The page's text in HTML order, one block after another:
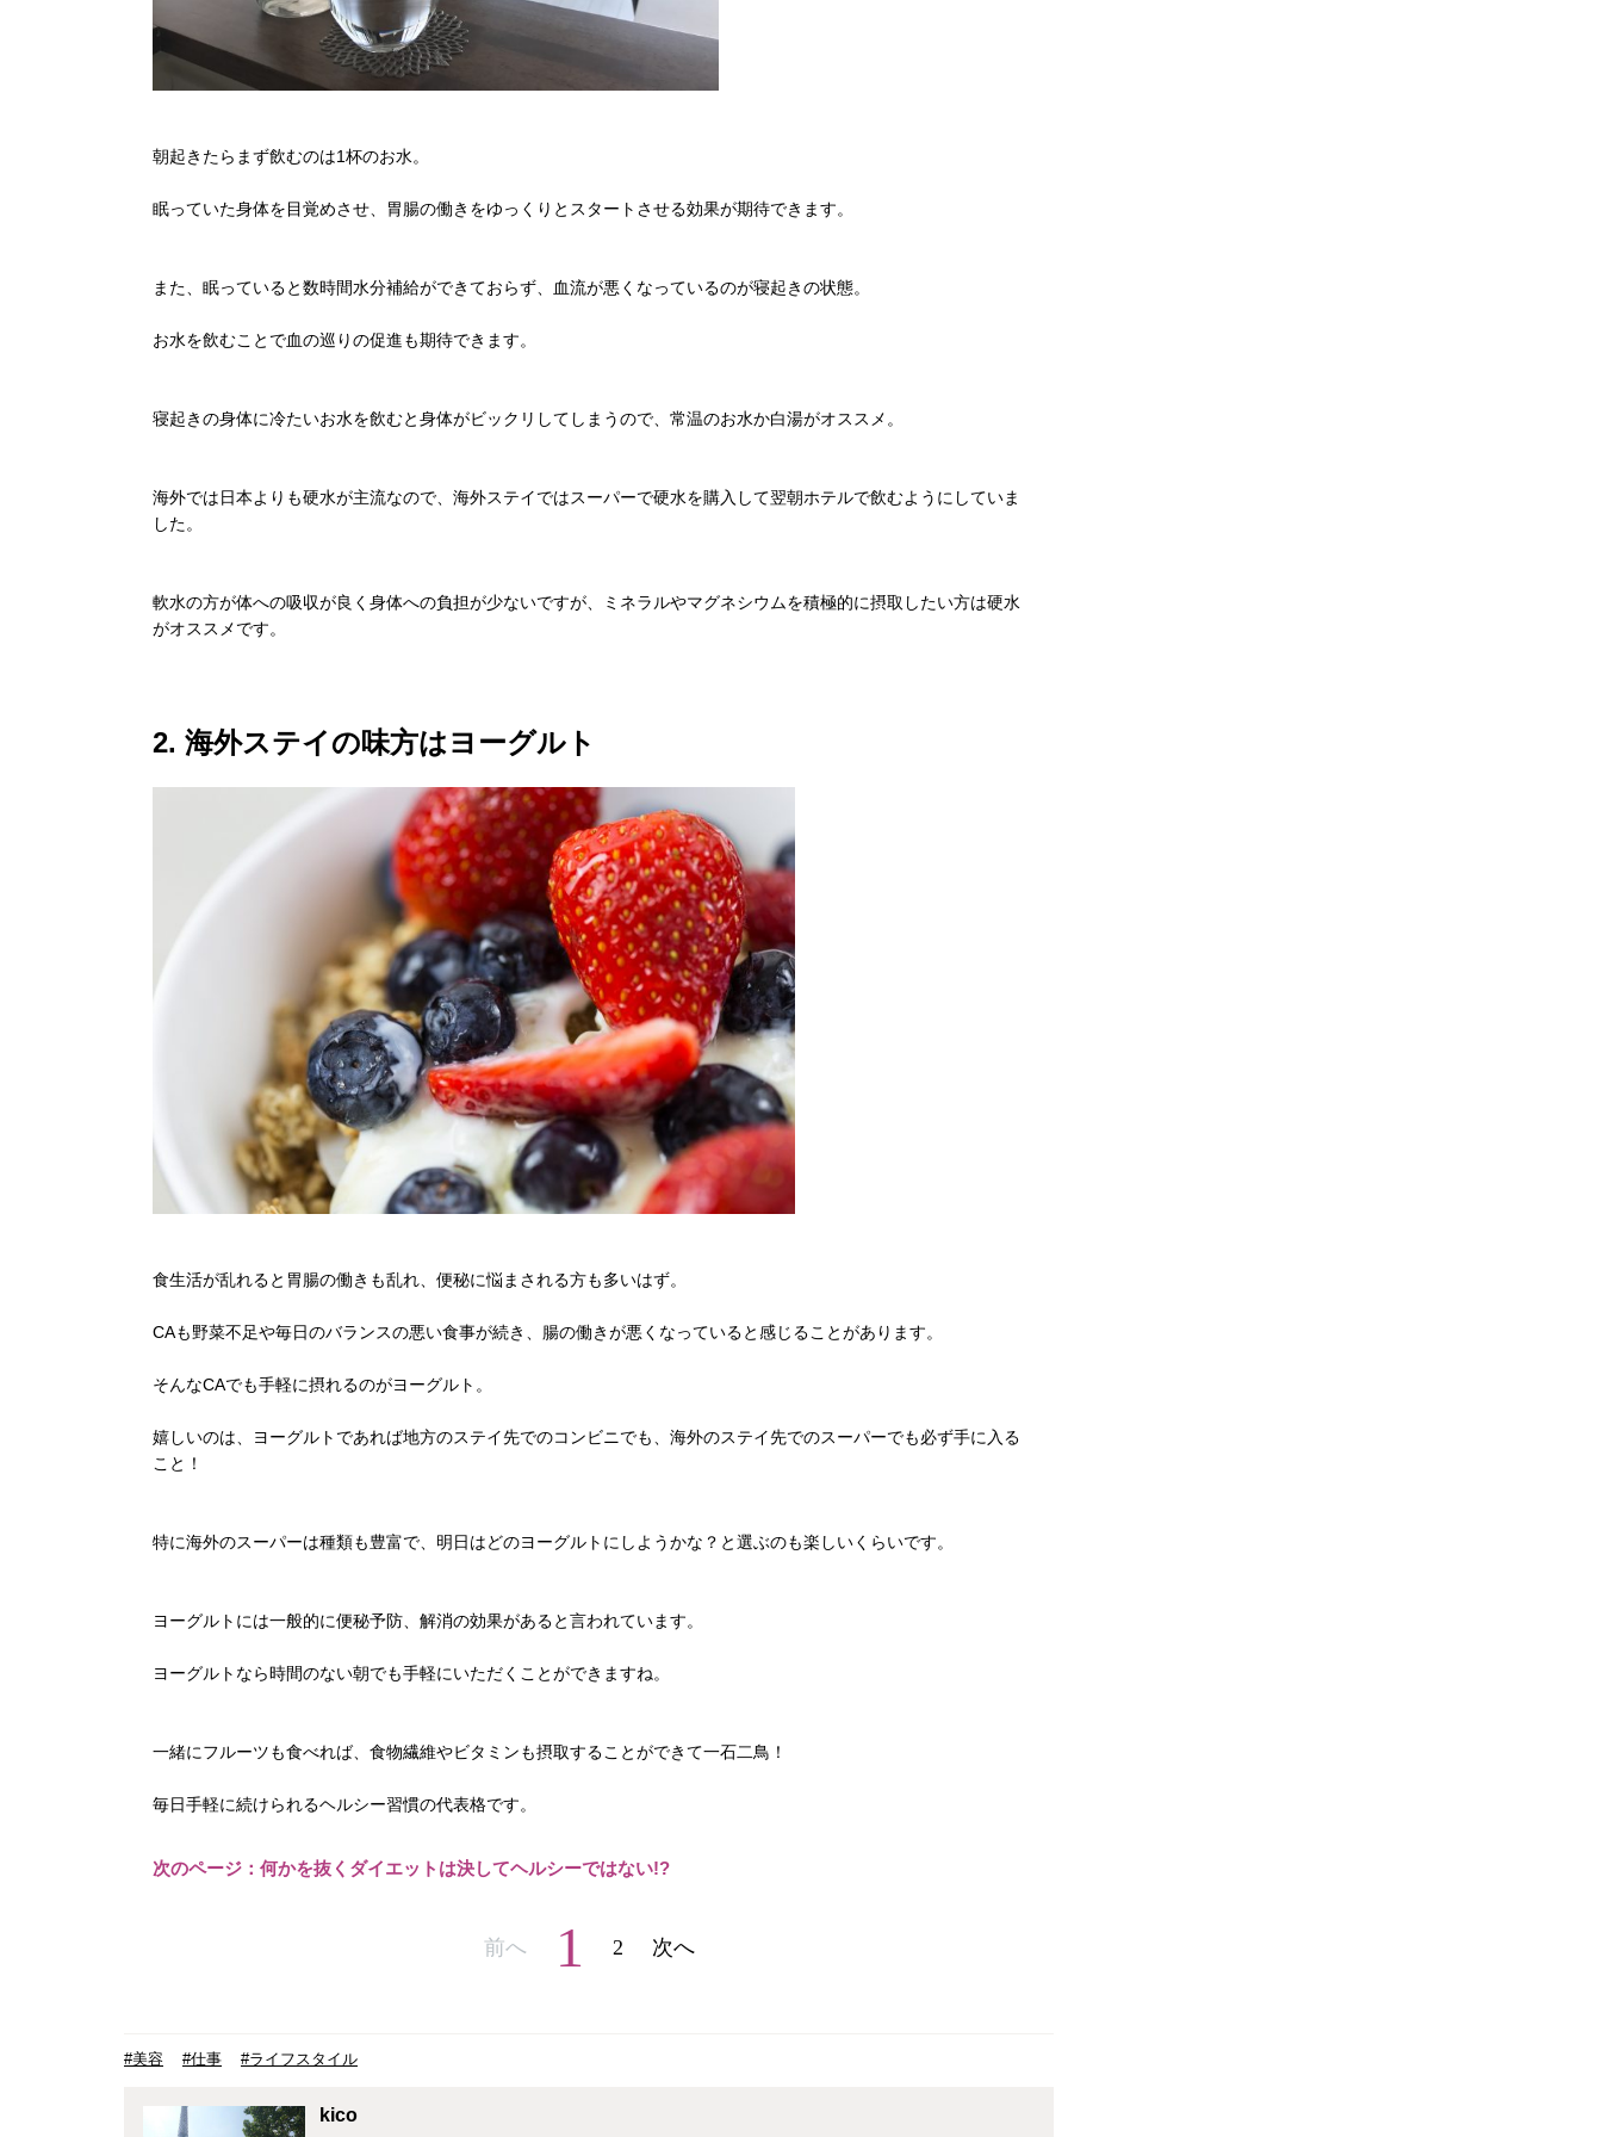
朝起きたらまず飲むのは1杯のお水。
眠っていた身体を目覚めさせ、胃腸の働きをゆっくりとスタートさせる効果が期待できます。
また、眠っていると数時間水分補給ができておらず、血流が悪くなっているのが寝起きの状態。
お水を飲むことで血の巡りの促進も期待できます。
寝起きの身体に冷たいお水を飲むと身体がビックリしてしまうので、常温のお水か白湯がオススメ。
海外では日本よりも硬水が主流なので、海外ステイではスーパーで硬水を購入して翌朝ホテルで飲むようにしていま
した。
軟水の方が体への吸収が良く身体への負担が少ないですが、ミネラルやマグネシウムを積極的に摂取したい方は硬水
がオススメです。
2. 海外ステイの味方はヨーグルト
食生活が乱れると胃腸の働きも乱れ、便秘に悩まされる方も多いはず。
CAも野菜不足や毎日のバランスの悪い食事が続き、腸の働きが悪くなっていると感じることがあります。
そんなCAでも手軽に摂れるのがヨーグルト。
嬉しいのは、ヨーグルトであれば地方のステイ先でのコンビニでも、海外のステイ先でのスーパーでも必ず手に入る
こと！
特に海外のスーパーは種類も豊富で、明日はどのヨーグルトにしようかな？と選ぶのも楽しいくらいです。
ヨーグルトには一般的に便秘予防、解消の効果があると言われています。
ヨーグルトなら時間のない朝でも手軽にいただくことができますね。
一緒にフルーツも食べれば、食物繊維やビタミンも摂取することができて一石二鳥！
毎日手軽に続けられるヘルシー習慣の代表格です。
次のページ：何かを抜くダイエットは決してヘルシーではない!?
前へ 1 2 次へ
#美容 #仕事 #ライフスタイル
kico